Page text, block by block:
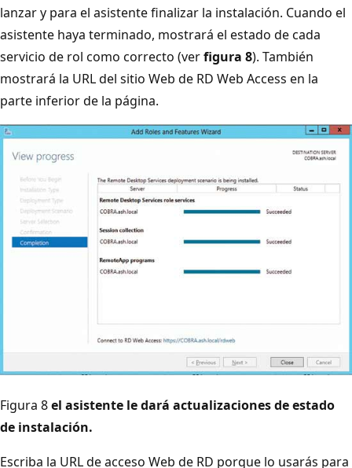
lanzar y para el asistente finalizar la instalación. Cuando el
asistente haya terminado, mostrará el estado de cada
servicio de rol como correcto (verfigura 8). También
mostrará la URL del sitio Web de RD Web Access en la
parte inferior de la página.
Figura 8el asistente le dará actualizaciones de estado
de instalación.
Escriba la URL de acceso Web de RD porque lo usarás para